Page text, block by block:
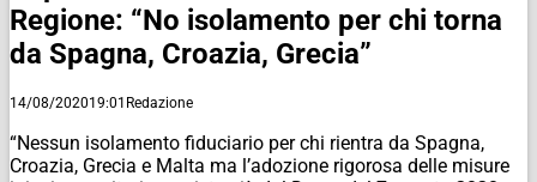
Regione: “No isolamento per chi torna
da Spagna, Croazia, Grecia”
14/08/202019:01 Redazione
“Nessun isolamento fiduciario per chi rientra da Spagna,
Croazia, Grecia e Malta ma l’adozione rigorosa delle misure